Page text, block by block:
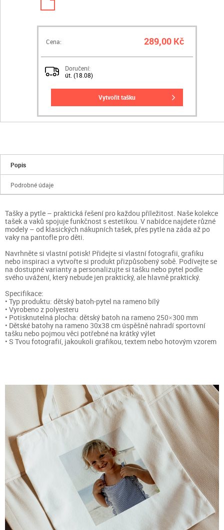
Cena: 289,00 Kč
Doručení:
út. (18.08)
vytvořit tašku
Popis
Podrobné údaje
Tašky a pytle – praktická řešení pro každou příležitost. Naše kolekce
tašek a vaků spojuje funkčnost s estetikou. V nabídce najdete různé
modely – od klasických nákupních tašek, přes pytle na záda až po
vaky na pantofle pro děti.
Navrhněte si vlastní potisk! Přidejte si vlastní fotografii, grafiku
nebo inspiraci a vytvořte si produkt přizpůsobený sobě. Podívejte se
na dostupné varianty a personalizujte si tašku nebo pytel podle
svého uvážení, který nebude jen praktický, ale hlavně praktický.
Specifikace:
• Typ produktu: dětský batoh-pytel na rameno bílý
• Vyrobeno z polyesteru
• Potisknutelná plocha: dětský batoh na rameno 250×300 mm
• Dětské batohy na rameno 30x38 cm úspěšně nahradí sportovní
tašku nebo pojmou věci potřebné na krátký výlet
• S Tvou fotografií, jakoukoli grafikou, textem nebo hotovým vzorem